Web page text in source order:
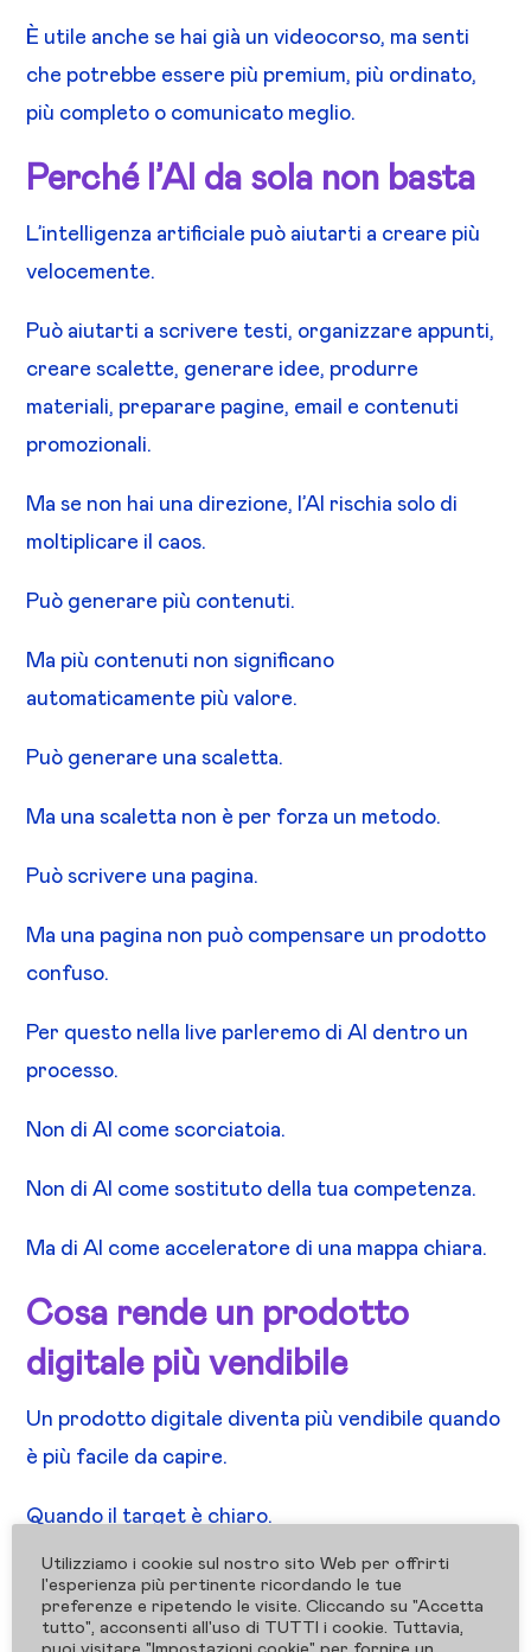
È utile anche se hai già un videocorso, ma senti
che potrebbe essere più premium, più ordinato,
più completo o comunicato meglio.
Perché l’AI da sola non basta
L’intelligenza artificiale può aiutarti a creare più
velocemente.
Può aiutarti a scrivere testi, organizzare appunti,
creare scalette, generare idee, produrre
materiali, preparare pagine, email e contenuti
promozionali.
Ma se non hai una direzione, l’AI rischia solo di
moltiplicare il caos.
Può generare più contenuti.
Ma più contenuti non significano
automaticamente più valore.
Può generare una scaletta.
Ma una scaletta non è per forza un metodo.
Può scrivere una pagina.
Ma una pagina non può compensare un prodotto
confuso.
Per questo nella live parleremo di AI dentro un
processo.
Non di AI come scorciatoia.
Non di AI come sostituto della tua competenza.
Ma di AI come acceleratore di una mappa chiara.
Cosa rende un prodotto
digitale più vendibile
Un prodotto digitale diventa più vendibile quando
è più facile da capire.
Quando il target è chiaro.
Quando la promessa è specifica.
Quando il percorso è ordinato.
Quando i moduli hanno una progressione.
Utilizziamo i cookie sul nostro sito Web per offrirti
l'esperienza più pertinente ricordando le tue
preferenze e ripetendo le visite. Cliccando su "Accetta
tutto", acconsenti all'uso di TUTTI i cookie. Tuttavia,
puoi visitare "Impostazioni cookie" per fornire un